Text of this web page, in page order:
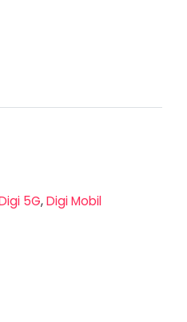
5G,Digi Mobil